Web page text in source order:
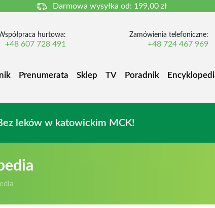
Darmowa wysyłka od: 199,00 zł
hurtowa:
+48 607 728 491
Zamówienia telefoniczne:
+48 724 467 969
Prenumerata Sklep TV Poradnik
leków w katowickim MCK!